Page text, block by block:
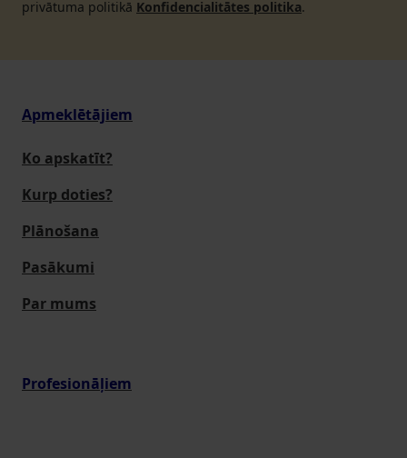
privātuma politikā Konfidencialitātes politika.
Apmeklētājiem
Ko apskatīt?
Kurp doties?
Plānošana
Pasākumi
Par mums
Profesionāļiem